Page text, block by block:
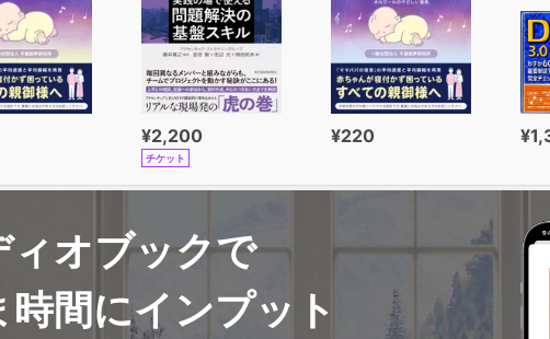
¥2,200
チケット
¥220
ィオブックで
間にインプット